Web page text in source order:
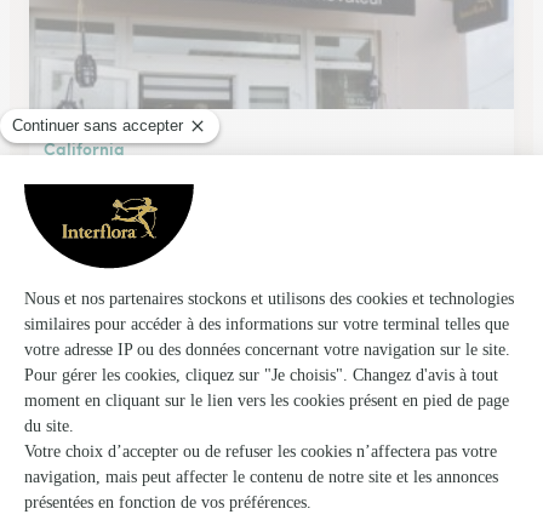
California
Gironde Sur Dropt
★4.8 (75)
29 route de Beauséjour